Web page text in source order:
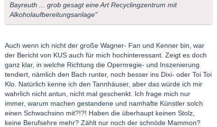
Bayreuth ... grob gesagt eine Art Recyclingzentrum mit
Alkoholaufbereitungsanlage"
Auch wenn ich nicht der große Wagner- Fan und Kenner bin, war
der Bericht von KUS auch für mich hochinteressant. Zeigt es doch
ganz klar, in welche Richtung die Opernregie- und Inszenierung
tendiert, nämlich den Bach runter, noch besser ins Dixi- oder Toi Toi
Klo. Natürlich kenne ich den Tannhäuser, aber das würde ich mir
wahrlich nicht antun, nicht mal geschenkt. Ich frage mich nur
immer, warum machen gestandene und namhafte Künstler solch
einen Schwachsinn mit?!?! Haben die überhaupt keinen Stolz,
keine Berufsehre mehr? Zählt nur noch der schnöde Mammon?